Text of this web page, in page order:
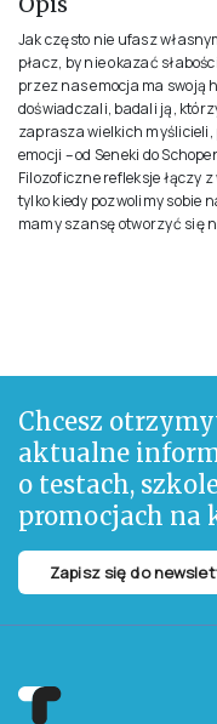
Jak często nie ufasz
płacz, by nie okazać
przez nas emocja ma swoją
doświadczali, badali ją,
zaprasza wielkich
emocji – od Seneki do
Filozoficzne refleksje łączy
tylko kiedy pozwolimy sobie
mamy szansę otworzyć się
Chcesz
aktualne
o testach,
promocjach na
Zapisz się do